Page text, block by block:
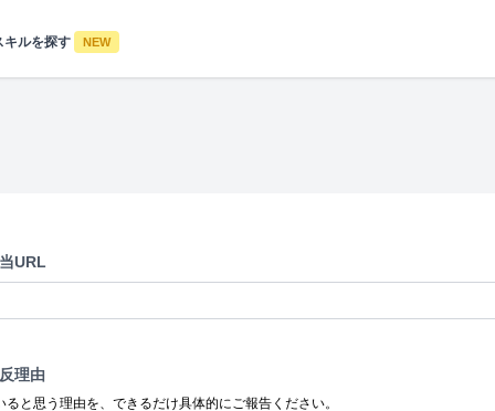
キルを探す NEW
URL
理由
ると思う理由を、できるだけ具体的にご報告ください。